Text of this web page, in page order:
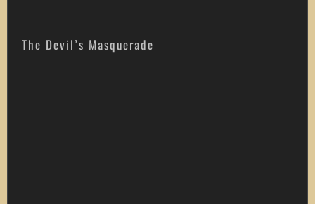
The Devil’s Masquerade